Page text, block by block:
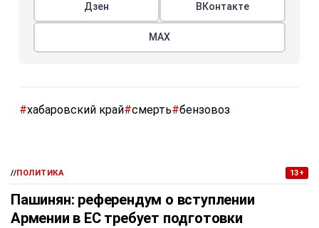
Дзен ВКонтакте
МАХ
#хабаровский край#смерть#бензовоз
//ПОЛИТИКА 13+
Пашинян: референдум о вступлении
Армении в ЕС требует подготовки